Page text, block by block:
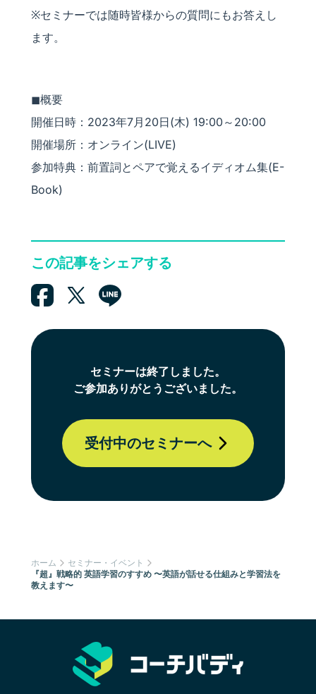
※セミナーでは随時皆様からの質問にもお答えし
ます。
◼︎概要
開催日時：2023年7月20日(木) 19:00～20:00
開催場所：オンライン(LIVE)
参加特典：前置詞とペアで覚えるイディオム集(E-
Book)
この記事をシェアする
セミナーは終了しました。
ご参加ありがとうございました。
受付中のセミナーへ
ホーム
セミナー・イベント
『超』戦略的 英語学習のすすめ 〜英語が話せる仕組みと学習法を
教えます〜